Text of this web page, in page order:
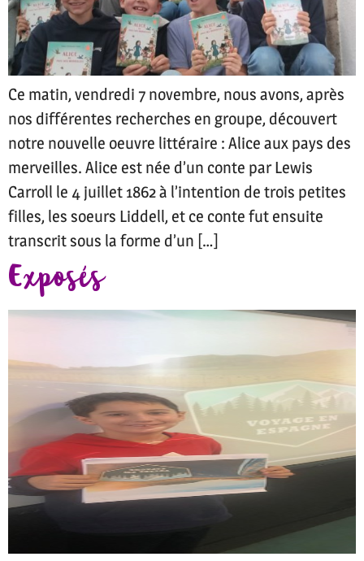
Ce matin, vendredi 7 novembre, nous avons, après
nos différentes recherches en groupe, découvert
notre nouvelle oeuvre littéraire : Alice aux pays des
merveilles. Alice est née d’un conte par Lewis
Carroll le 4 juillet 1862 à l’intention de trois petites
filles, les soeurs Liddell, et ce conte fut ensuite
transcrit sous la forme d’un […]
Exposés